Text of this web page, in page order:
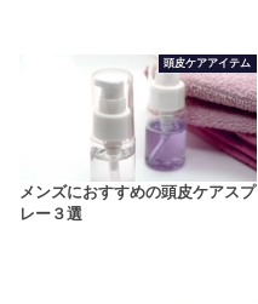
頭皮ケアアイテム
メンズにおすすめの頭皮ケアスプ
レー３選